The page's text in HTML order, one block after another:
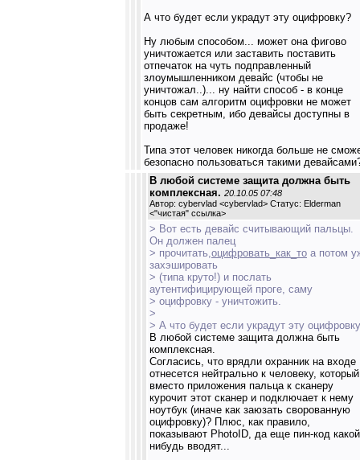
А что будет если украдут эту оцифровку?
Ну любым способом... может она фигово
уничтожается или заставить поставить
отпечаток на чуть подправленный
злоумышленником девайс (чтобы не
уничтожал..)... ну найти способ - в конце
концов сам алгоритм оцифровки не может
быть секретным, ибо девайсы доступны в
продаже!
Типа этот человек никогда больше не
безопасно пользоваться такими
В любой системе защита должна быть
комплексная. 20.10.05 07:48
Автор: cybervlad <cybervlad> Статус: Elderman
<"чистая" ссылка>
> Вот есть девайс считывающий пальцы.
Он должен палец
> прочитать,оцифровать_как_то а потом
захэшировать
> (типа круто!) и послать
аутентифицирующей проге, саму
> оцифровку - уничтожить.
>
> А что будет если украдут эту
В любой системе защита должна быть
комплексная.
Согласись, что врядли охранник на входе
отнесется нейтрально к человеку, который
вместо приложения пальца к сканеру
курочит этот сканер и подключает к нему
ноутбук (иначе как заюзать сворованную
оцифровку)? Плюс, как правило,
показывают PhotoID, да еще пин-код
нибудь вводят...